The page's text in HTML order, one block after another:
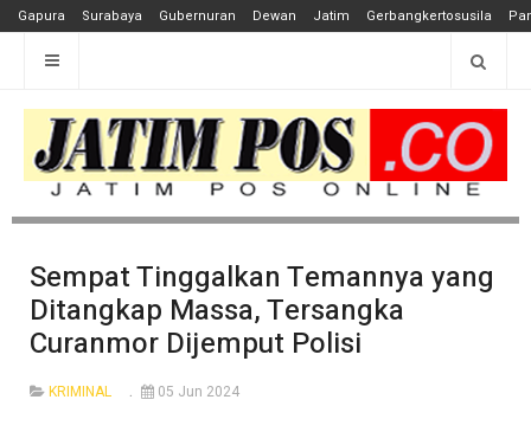
Gapura Surabaya Gubernuran Dewan Jatim Gerbangkertosusila
Sempat Tinggalkan Temannya yang
Ditangkap Massa, Tersangka
Curanmor Dijemput Polisi
KRIMINAL 05 Jun 2024